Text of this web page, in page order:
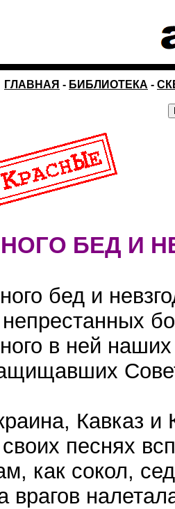
ГЛАВНАЯ - БИБЛИОТЕКА -
БЕД И
бед и
в ней
Кавказ и
песнях
как сокол,
врагов